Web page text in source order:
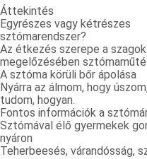
Áttekintés
Egyrészes vagy kétrészes
sztómarendszer?
Az étkezés szerepe a
megelőzésében
A sztóma körüli bőr ápolása
Nyárra az álmom, hogy
tudom, hogyan.
Fontos információk a
Sztómával élő gyermekek
nyáron
Teherbeesés, várandósság,